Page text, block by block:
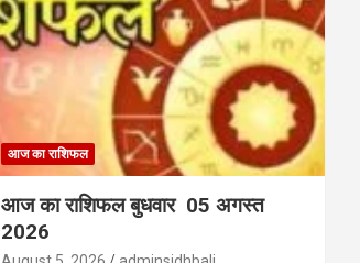
आज का राशिफल
आज का राशिफल बुधवार 05 अगस्त
2026